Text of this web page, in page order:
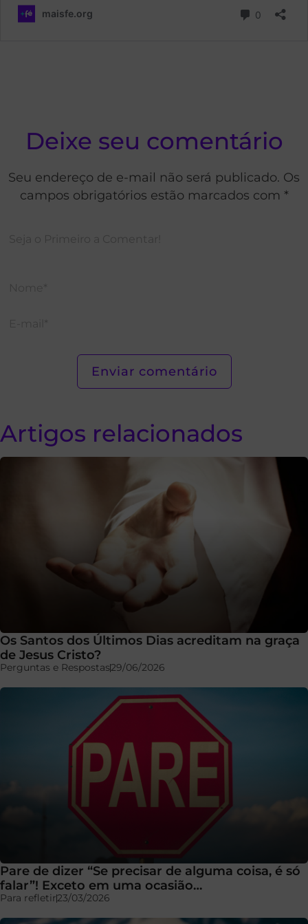
Deixe seu comentário
Seu endereço de e-mail não será publicado. Os
campos obrigatórios estão marcados com *
Artigos relacionados
Os Santos dos Últimos Dias acreditam na graça
de Jesus Cristo?
Perguntas e Respostas29/06/2026
Pare de dizer “Se precisar de alguma coisa, é só
falar”! Exceto em uma ocasião…
Para refletir23/03/2026